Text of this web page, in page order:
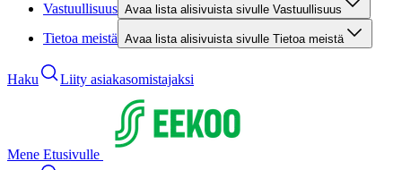
Vastuullisuus Avaa lista alisivuista sivulle Vastuullisuus
Tietoa meistä Avaa lista alisivuista sivulle Tietoa meistä
Haku Liity asiakasomistajaksi
Mene Etusivulle